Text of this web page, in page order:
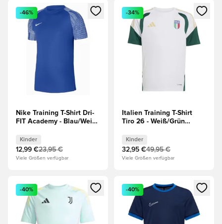
Öffnet ein neues Fenster zum Anmelden oder Registrieren
-46%
Nike Training T-Shirt Dri-
FIT Academy - Blau/Weiß
Kinder
12,99 €23,95 €
Viele Größen verfügbar
Öffnet ein neues Fenster
-34%
Italien Training T-Shirt
Tiro 26 - Weiß/Grün
Kinder
32,95 €49,95 €
Viele Größen verfügbar
Öffnet ein neues Fenster zum Anmelden oder Registrieren
-40%
Öffnet ein neues Fenster
-40%